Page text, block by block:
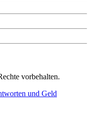
vorbehalten.